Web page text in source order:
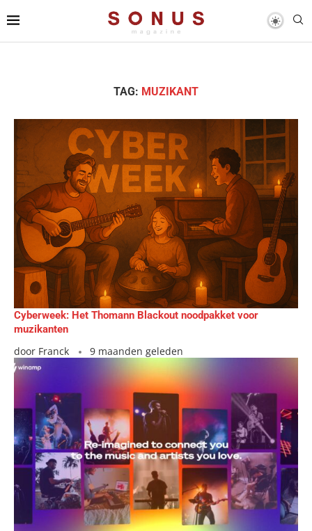
TAG: MUZIKANT
Cyberweek: Het Thomann Blackout noodpakket voor
muzikanten
door Franck 9 maanden geleden